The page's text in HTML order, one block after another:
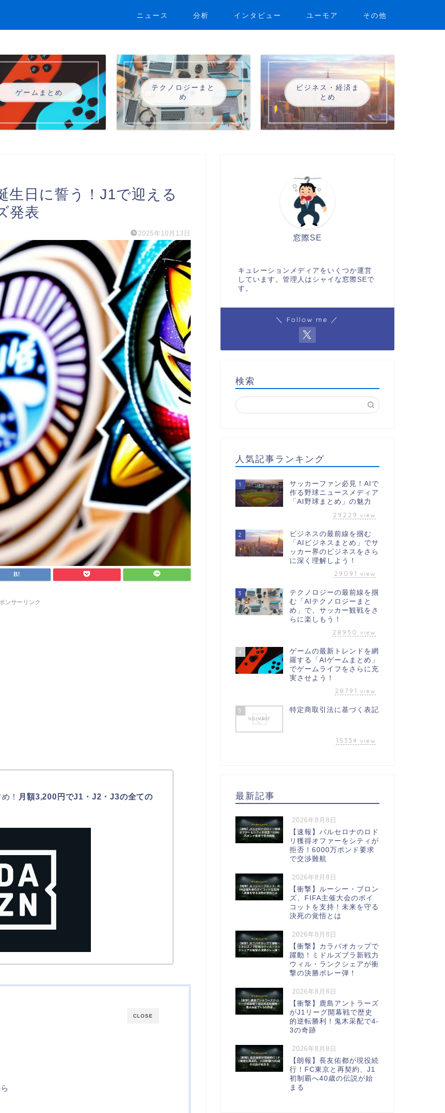
ニュース 分析 インタビュー ユーモア その他
ゲームまとめ
テクノロジーまと
め
ビジネス・経済ま
とめ
生日に誓う！J1で迎える
発表
2025年10月13日
ンサーリンク
！ 月額3,200円でJ1・J2・J3の全ての
CLOSE
窓際SE
キュレーションメディアをいくつか運営
しています。管理人はシャイな窓際SEで
す。
＼ Follow me ／
検索
人気記事ランキング
1
サッカーファン必見！AIで
作る野球ニュースメディア
「AI野球まとめ」の魅力
29229 view
2
ビジネスの最前線を掴む
「AIビジネスまとめ」でサ
ッカー界のビジネスをさら
に深く理解しよう！
29091 view
3
テクノロジーの最前線を掴
む「AIテクノロジーまと
め」で、サッカー観戦をさ
らに楽しもう！
28950 view
4
ゲームの最新トレンドを網
羅する「AIゲームまとめ」
でゲームライフをさらに充
実させよう！
28791 view
5 特定商取引法に基づく表記
15334 view
最新記事
2026年8月8日
【速報】バルセロナのロド
リ獲得オファーをシティが
拒否！6000万ポンド要求
で交渉難航
2026年8月8日
【衝撃】ルーシー・ブロン
ズ、FIFA主催大会のボイ
コットを支持！未来を守る
決死の覚悟とは
2026年8月8日
【衝撃】カラバオカップで
躍動！ミドルズブラ新戦力
ウィル・ランクシェアが衝
撃の決勝ボレー弾！
2026年8月8日
【衝撃】鹿島アントラーズ
がJ1リーグ開幕戦で歴史
的逆転勝利！鬼木采配で4-
3の奇跡
2026年8月8日
【朗報】長友佑都が現役続
行！FC東京と再契約、J1
初制覇へ40歳の伝説が始
まる